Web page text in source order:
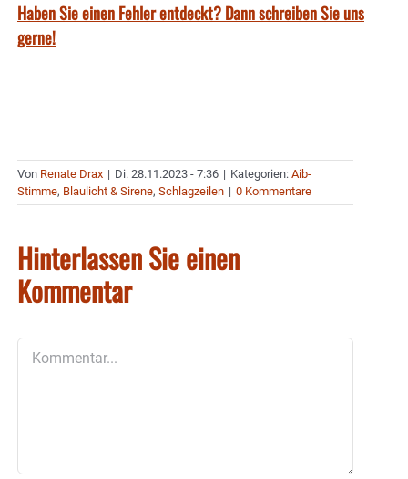
Haben Sie einen Fehler entdeckt? Dann schreiben Sie uns
gerne!
Von Renate Drax | Di. 28.11.2023 - 7:36 | Kategorien: Aib-
Stimme, Blaulicht & Sirene, Schlagzeilen | 0 Kommentare
Hinterlassen Sie einen
Kommentar